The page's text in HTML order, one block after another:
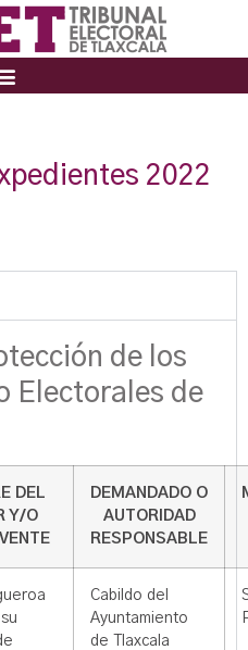
2022
de los
Electorales de
DEL
Y/O
DEMANDADO O
AUTORIDAD
RESPONSABLE
Cabildo del
Ayuntamiento
de Tlaxcala